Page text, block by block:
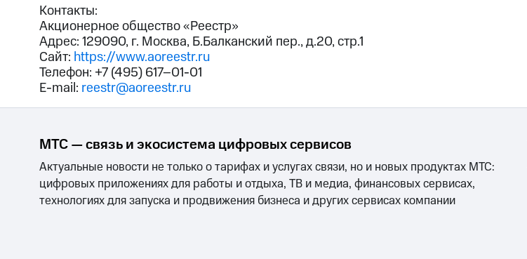
Контакты:
Акционерное общество «Реестр»
Адрес: 129090, г. Москва, Б.Балканский пер., д.20, стр.1
Сайт: https://www.aoreestr.ru
Телефон: +7 (495) 617–01-01
E-mail: reestr@aoreestr.ru
МТС — связь и экосистема цифровых сервисов
Актуальные новости не только о тарифах и услугах связи, но и новых продуктах МТС:
цифровых приложениях для работы и отдыха, ТВ и медиа, финансовых сервисах,
технологиях для запуска и продвижения бизнеса и других сервисах компании